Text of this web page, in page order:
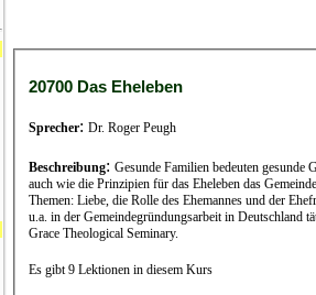
20700 Das Eheleben
Sprecher: Dr. Roger Peugh
Beschreibung: Gesunde Familien bedeuten gesunde
auch wie die Prinzipien für das Eheleben das
Themen: Liebe, die Rolle des Ehemannes und der
u.a. in der Gemeindegründungsarbeit in Deutschland
Grace Theological Seminary.
Es gibt 9 Lektionen in diesem Kurs